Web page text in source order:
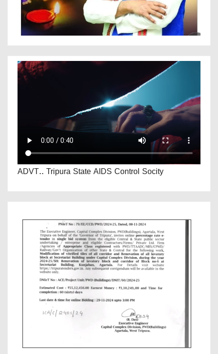
ADVT.. Tripura State AIDS Control Socity